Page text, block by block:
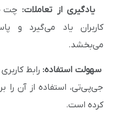
یادگیری از تعاملات: چت
کاربران یاد می‌گیرد و
می‌بخشد.
سهولت استفاده: رابط
جی‌پی‌تی، استفاده از آن را
کرده است.